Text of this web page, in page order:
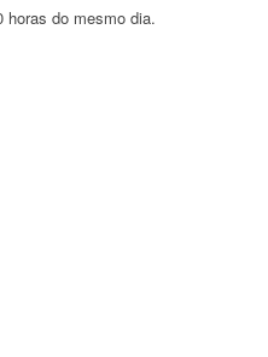
horas do mesmo dia.